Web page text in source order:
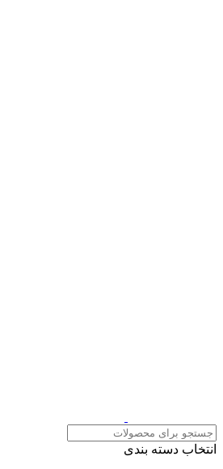
انتخاب دسته بندی